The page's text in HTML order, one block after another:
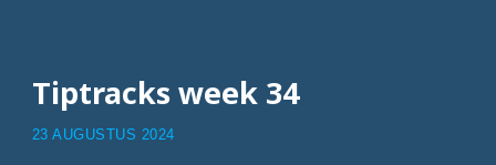
Tiptracks week 34
23 AUGUSTUS 2024